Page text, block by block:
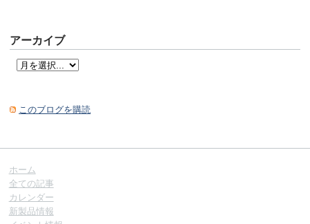
アーカイブ
このブログを購読
ホーム
全ての記事
カレンダー
新製品情報